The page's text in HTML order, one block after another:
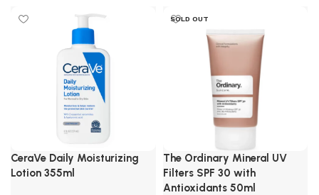
CeraVe Daily Moisturizing
Lotion 355ml
SOLD OUT
The Ordinary Mineral UV
Filters SPF 30 with
Antioxidants 50ml